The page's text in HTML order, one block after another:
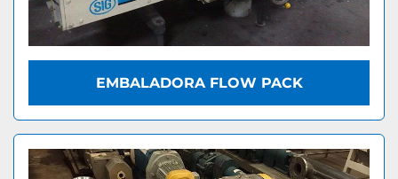
EMBALADORA FLOW PACK